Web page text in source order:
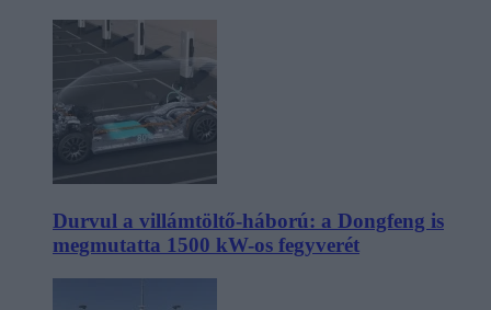
Durvul a villámtöltő-háború: a Dongfeng is
megmutatta 1500 kW-os fegyverét